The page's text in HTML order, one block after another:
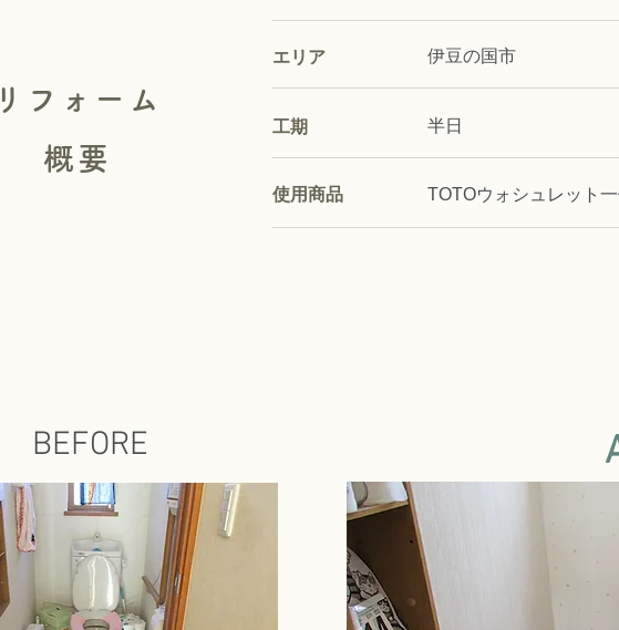
リフォーム
概要
エリア 伊豆の国市
工期 半日
使用商品 TOTOウォシュレット
BEFORE